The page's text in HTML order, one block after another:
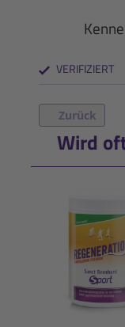
VERIFIZIERT
Zurück
Wird